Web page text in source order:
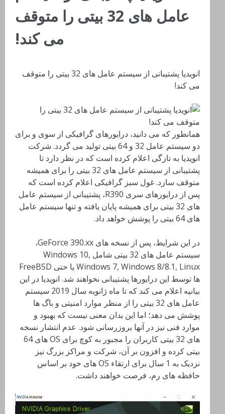
عامل های 32 بیتی را متوقف
می کند!
انویدیا پشتیبانی از سیستم عامل های 32 بیتی را متوقف
می کند!
همانطور که می دانید، درایورهای گرافیکی از سوی و برای
دو سیستم عامل 32 و 64 بیتی تولید می گردد. شرکت
انویدیا به تازگی اعلام کرده است که در نظر دارد تا
پشتیبانی از سیستم عامل های 32 بیتی را برای همیشه
متوقف سازد. غول سبز گرافیکی اعلام کرده است که
پس از درایورهای سری R390، پشتیبانی از سیستم عامل
های 32 بیتی برای همیشه پایان یافته و تنها سیستم عامل
های 64 بیتی را پوشش خواهد داد.
در این شرایط، پس از نسخه های GeForce 390.xx،
سیستم عامل های 32 بیتی شامل Windows 10,
Windows 7, Windows 8/8.1, Linux یا حتی FreeBSD
ها توسط این درایورها پشتیبانی نخواهند شد. انویدیا در این
بیانیه اعلام می کند که تا ماه ژانویه سال 2019 سیستم
عامل های 32 بیتی را از منظر موارد امنیتی و باگ ها
پوشش می دهد؛ اما این بدان معنی نیست که بهبود و
موارد فنی نیز در آنها بروزرسانی شود. عدم انتشار نسخه
های 32 بیتی کاربران را مجبور به کوچ برای OS های 64
بیتی کرده و افزون بر آن، شرکت و مراکز بزرگ نیز
نزدیک به 1 سال برای ارتقاء OS های خود بر اساس
حافظه های رم، فرصت خواهند داشت.